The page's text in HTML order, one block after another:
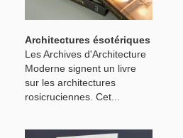
Architectures ésotériques
Les Archives d'Architecture
Moderne signent un livre
sur les architectures
rosicruciennes. Cet...